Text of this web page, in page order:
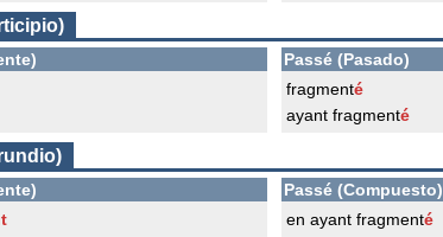
Passé (Pasado)
fragmenté
ayant fragmenté
Passé (Compuesto)
en ayant fragmenté